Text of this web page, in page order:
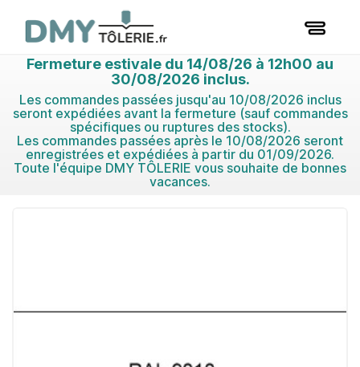
Fermeture estivale du 14/08/26 à 12h00 au
30/08/2026 inclus.
Les commandes passées jusqu'au 10/08/2026 inclus
seront expédiées avant la fermeture (sauf commandes
spécifiques ou ruptures des stocks).
Les commandes passées après le 10/08/2026 seront
enregistrées et expédiées à partir du 01/09/2026.
Toute l'équipe DMY TÔLERIE vous souhaite de bonnes
vacances.